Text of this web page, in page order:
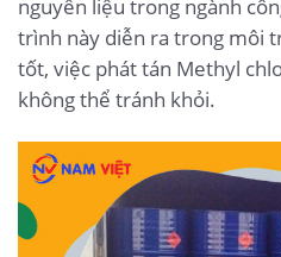
nguyên liệu trong ngành
trình này diễn ra trong môi
tốt, việc phát tán Methyl
không thể tránh khỏi.